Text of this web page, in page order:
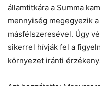
államtitkára a Summa
mennyiség megegyezik
másfélszeresével. Úgy
sikerrel hívják fel a
környezet iránti
Chat
Helló! Miben segíthetek